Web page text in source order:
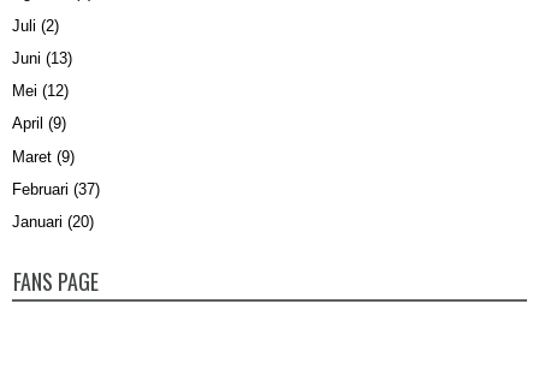
Juli (2)
Juni (13)
Mei (12)
April (9)
Maret (9)
Februari (37)
Januari (20)
FANS PAGE